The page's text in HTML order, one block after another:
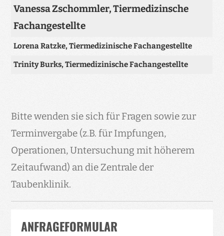
Vanessa Zschommler, Tiermedizinsche
Fachangestellte
Lorena Ratzke, Tiermedizinische Fachangestellte
Trinity Burks, Tiermedizinische Fachangestellte
Bitte wenden sie sich für Fragen sowie zur
Terminvergabe (z.B. für Impfungen,
Operationen, Untersuchung mit höherem
Zeitaufwand) an die Zentrale der
Taubenklinik.
ANFRAGEFORMULAR